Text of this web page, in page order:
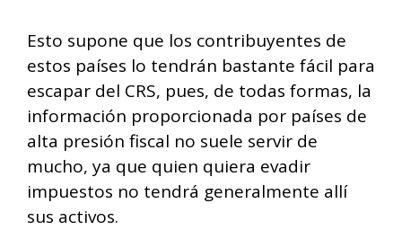
Esto supone que los contribuyentes de
estos países lo tendrán bastante fácil para
escapar del CRS, pues, de todas formas, la
información proporcionada por países de
alta presión fiscal no suele servir de
mucho, ya que quien quiera evadir
impuestos no tendrá generalmente allí
sus activos.